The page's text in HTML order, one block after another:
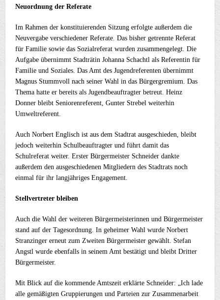
Neuordnung der Referate
Im Rahmen der konstituierenden Sitzung erfolgte außerdem die
Neuvergabe verschiedener Referate. Das bisher getrennte Referat
für Familie sowie das Sozialreferat wurden zusammengelegt. Die
Aufgabe übernimmt Stadträtin Johanna Schachtl als Referentin für
Familie und Soziales. Das Amt des Jugendreferenten übernimmt
Magnus Stummvoll nach seiner Wahl in das Bürgergremium. Das
Thema hatte er bereits als Jugendbeauftragter betreut. Heinz
Donner bleibt Seniorenreferent, Gunter Strebel weiterhin
Umweltreferent.
Auch Norbert Englisch ist aus dem Stadtrat ausgeschieden, bleibt
jedoch weiterhin Schulbeauftragter und führt damit das
Schulreferat weiter. Erster Bürgermeister Schneider dankte
außerdem den ausgeschiedenen Mitgliedern des Stadtrats noch
einmal für ihr langjähriges Engagement.
Stellvertreter bleiben
Auch die Wahl der weiteren Bürgermeisterinnen und Bürgermeister
stand auf der Tagesordnung. In geheimer Wahl wurde Norbert
Stranzinger erneut zum Zweiten Bürgermeister gewählt. Stefan
Angstl wurde ebenfalls in seinem Amt bestätigt und bleibt Dritter
Bürgermeister.
Mit Blick auf die kommende Amtszeit erklärte Schneider: „Ich lade
alle gemäßigten Gruppierungen und Parteien zur Zusammenarbeit